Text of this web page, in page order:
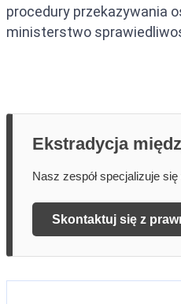
procedury przekazywania
ministerstwo
Ekstradycja
Nasz zespół specjalizuje
Skontaktuj się z